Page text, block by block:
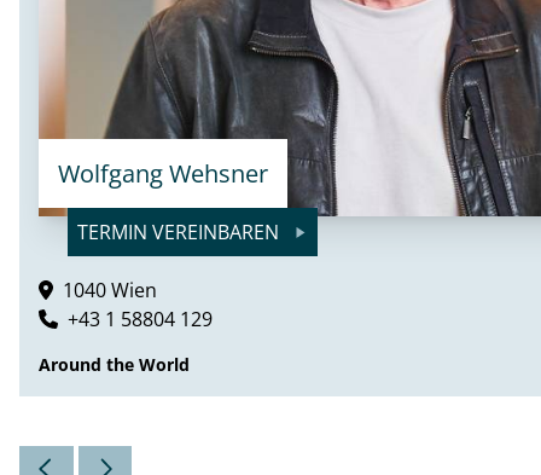
Wolfgang Wehsner
TERMIN VEREINBAREN
1040 Wien
+43 1 58804 129
Around the World